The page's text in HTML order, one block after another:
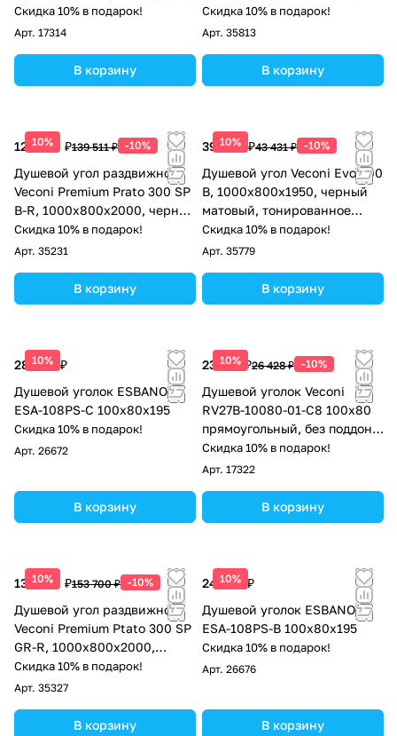
матовое стекло, хром
Скидка 10% в подарок!
Арт. 17314
В корзину
Скидка 10% в подарок!
Арт. 35813
В корзину
10%
125 560 ₽139 511 ₽ -10%
Душевой угол раздвижной
Veconi Premium Prato 300 SP
B-R, 1000х800x2000, черный
матовый, стекло прозрачное
Скидка 10% в подарок!
Арт. 35231
В корзину
10%
39 088 ₽43 431 ₽ -10%
Душевой угол Veconi Evo 300
B, 1000х800x1950, черный
матовый, тонированное
матовое стекло
Скидка 10% в подарок!
Арт. 35779
В корзину
10%
28 688 ₽
Душевой уголок ESBANO
ESA-108PS-C 100х80х195
Скидка 10% в подарок!
Арт. 26672
В корзину
10%
23 785 ₽26 428 ₽ -10%
Душевой уголок Veconi
RV27B-10080-01-C8 100х80
прямоугольный, без поддона,
прозрачное стекло, черный
матовый
Скидка 10% в подарок!
Арт. 17322
В корзину
10%
138 330 ₽153 700 ₽ -10%
Душевой угол раздвижной
Veconi Premium Ptato 300 SP
GR-R, 1000х800x2000,
брашированный графит,
стекло прозрачное
Скидка 10% в подарок!
Арт. 35327
В корзину
10%
24 863 ₽
Душевой уголок ESBANO
ESA-108PS-B 100х80х195
Скидка 10% в подарок!
Арт. 26676
В корзину